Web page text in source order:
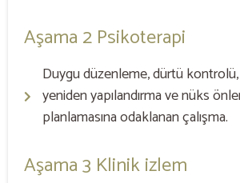
Aşama 2 Psikoterapi
Duygu düzenleme, dürtü
yeniden yapılandırma ve nüks
planlamasına odaklanan çalışma.
Aşama 3 Klinik izlem